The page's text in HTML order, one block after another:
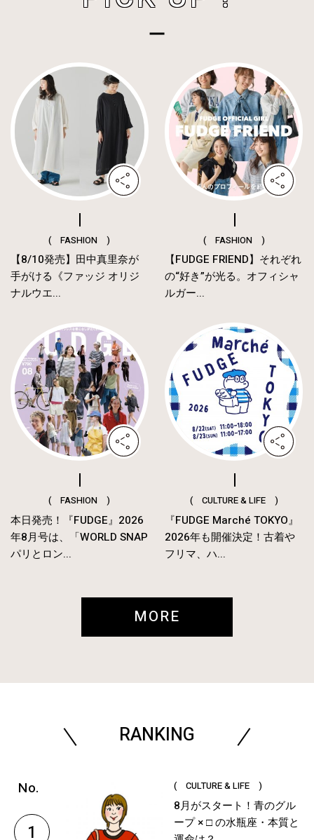
( FASHION )
【8/10発売】田中真里奈が
手がける《ファッジ オリジ
ナルウエ...
( FASHION )
【FUDGE FRIEND】それぞれ
の“好き”が光る。オフィシャ
ルガー...
( FASHION )
本日発売！『FUDGE』2026
年8月号は、「WORLD SNAP
パリとロン...
( CULTURE & LIFE )
『FUDGE Marché TOKYO』
2026年も開催決定！古着や
フリマ、ハ...
MORE
RANKING
1
( CULTURE & LIFE )
8月がスタート！青のグル
ープ × □ の水瓶座・本質と